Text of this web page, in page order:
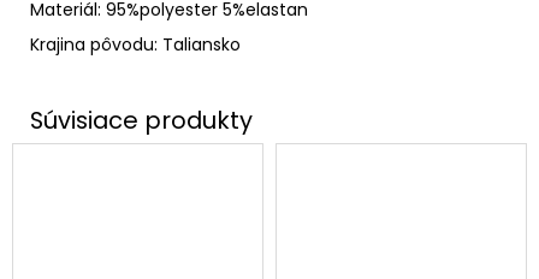
Materiál: 95%polyester 5%elastan
Krajina pôvodu: Taliansko